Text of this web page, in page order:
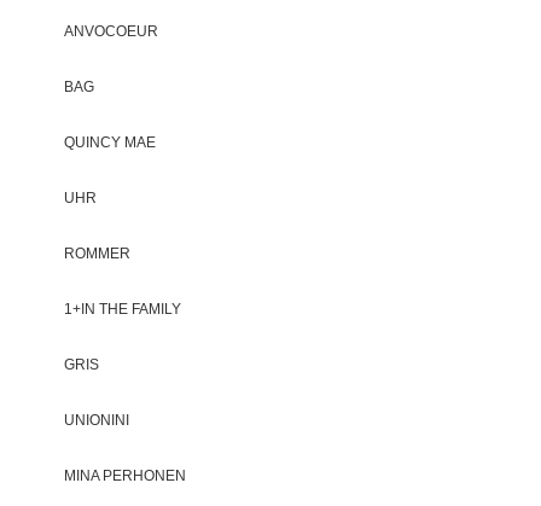
ANVOCOEUR
BAG
QUINCY MAE
UHR
ROMMER
1+IN THE FAMILY
GRIS
UNIONINI
MINA PERHONEN